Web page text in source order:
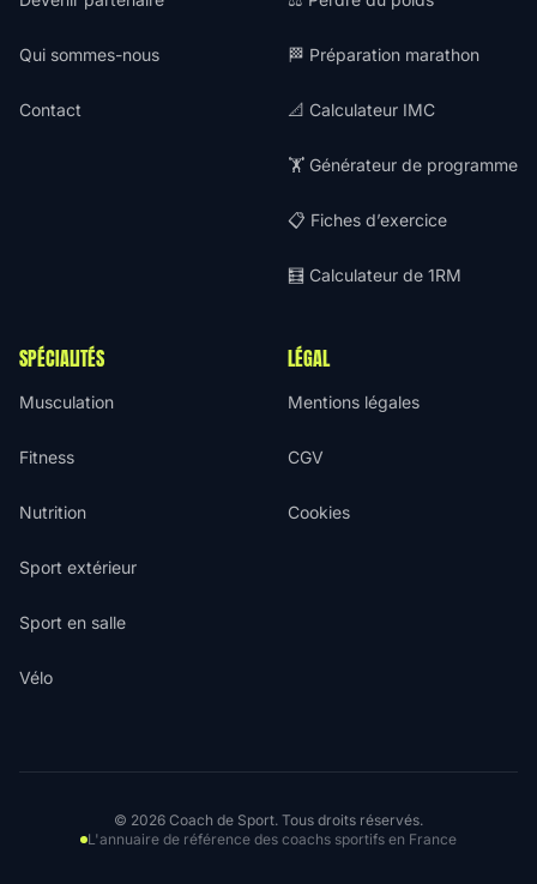
Qui sommes-nous
Contact
🏁 Préparation marathon
📐 Calculateur IMC
🏋️ Générateur de programme
📋 Fiches d’exercice
🧮 Calculateur de 1RM
SPÉCIALITÉS
Musculation
Fitness
Nutrition
Sport extérieur
Sport en salle
Vélo
LÉGAL
Mentions légales
CGV
Cookies
© 2026 Coach de Sport. Tous droits réservés.
L'annuaire de référence des coachs sportifs en France